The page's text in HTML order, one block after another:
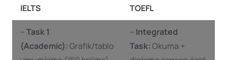
IELTS TOEFL
–Task 1
(Academic):Grafik/tablo
– Integrated
Task:Okuma +